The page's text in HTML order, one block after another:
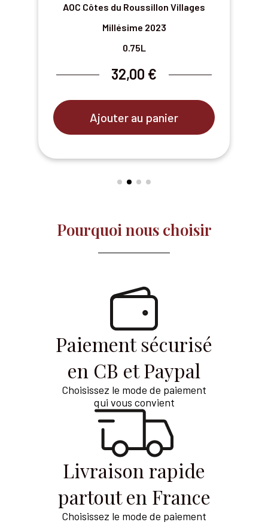
AOC Côtes du Roussillon Villages
Millésime 2023
0.75L
32,00 €
Ajouter au panier
Pourquoi nous choisir​
Paiement sécurisé
en CB et Paypal
Choisissez le mode de paiement
qui vous convient
Livraison rapide
partout en France
Choisissez le mode de paiement